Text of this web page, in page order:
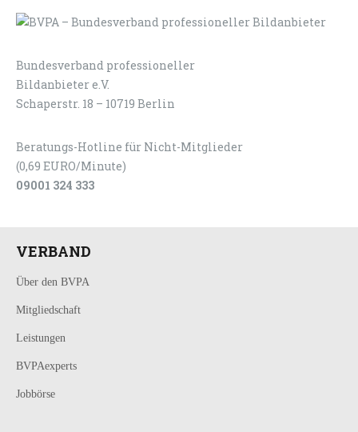
Bundesverband professioneller
Bildanbieter e.V.
Schaperstr. 18 – 10719 Berlin
Beratungs-Hotline für Nicht-Mitglieder
(0,69 EURO/Minute)
09001 324 333
VERBAND
Über den BVPA
Mitgliedschaft
Leistungen
BVPAexperts
Jobbörse